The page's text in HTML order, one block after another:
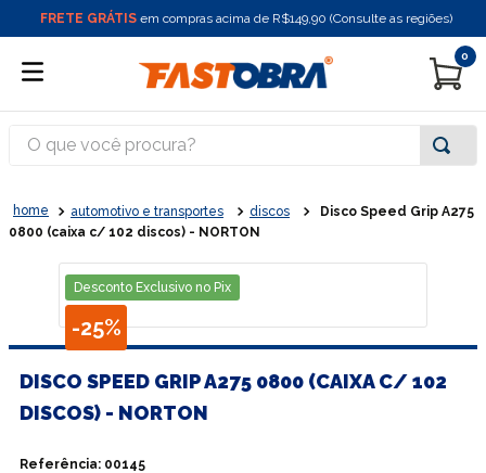
FRETE GRÁTIS em compras acima de R$149,90 (Consulte as regiões)
0
O que você procura?
automotivo e transportes discos
Disco Speed Grip A275
0800 (caixa c/ 102 discos) - NORTON
Desconto Exclusivo no Pix
-25%
DISCO SPEED GRIP A275 0800 (CAIXA C/ 102
DISCOS) - NORTON
Referência: 00145